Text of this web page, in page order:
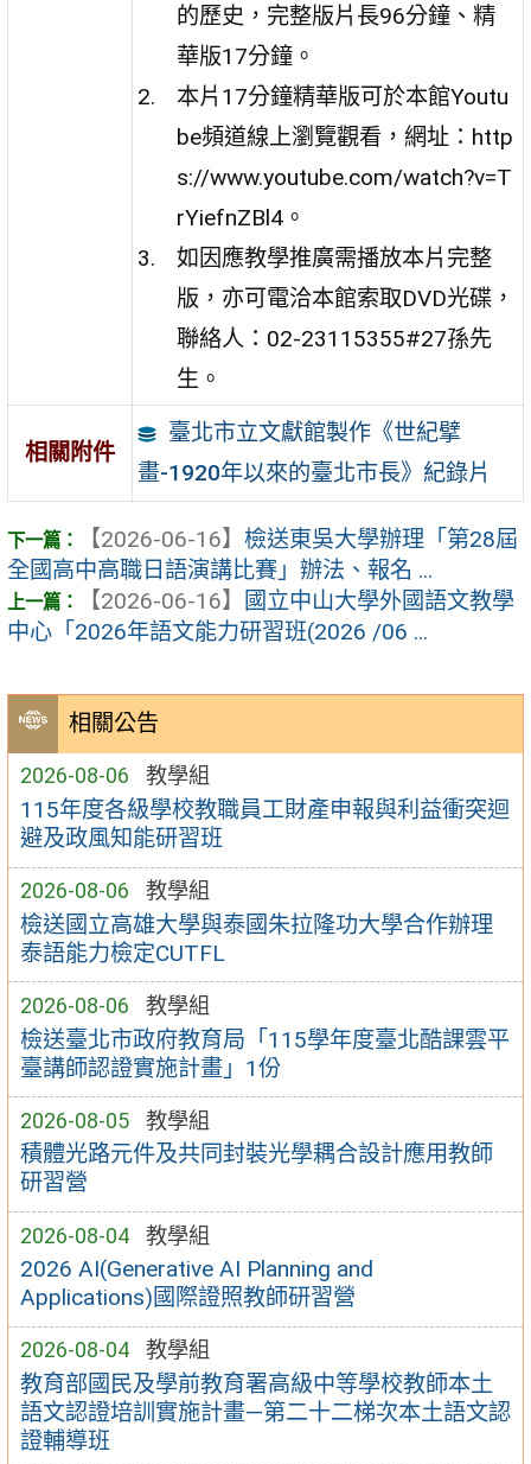
相關公告
2026-08-06 教學組
115年度各級學校教職員工財產申報與利益衝突迴
避及政風知能研習班
2026-08-06 教學組
檢送國立高雄大學與泰國朱拉隆功大學合作辦理
泰語能力檢定CUTFL
2026-08-06 教學組
檢送臺北市政府教育局「115學年度臺北酷課雲平
臺講師認證實施計畫」1份
2026-08-05 教學組
積體光路元件及共同封裝光學耦合設計應用教師
研習營
2026-08-04 教學組
2026 AI(Generative AI Planning and
Applications)國際證照教師研習營
2026-08-04 教學組
教育部國民及學前教育署高級中等學校教師本土
語文認證培訓實施計畫—第二十二梯次本土語文認
證輔導班
的歷史，完整版片長96分鐘、精
華版17分鐘。
本片17分鐘精華版可於本館Youtu
be頻道線上瀏覽觀看，網址：http
s://www.youtube.com/watch?v=T
rYiefnZBl4。
如因應教學推廣需播放本片完整
版，亦可電洽本館索取DVD光碟，
聯絡人：02-23115355#27孫先
生。
相關附件
臺北市立文獻館製作《世紀擘
畫-1920年以來的臺北市長》紀錄片
【2026-06-16】 檢送東吳大學辦理「第28屆
全國高中高職日語演講比賽」辦法、報名 ...
【2026-06-16】
國立中山大學外國語文教學
中心「2026年語文能力研習班(2026 /06 ...